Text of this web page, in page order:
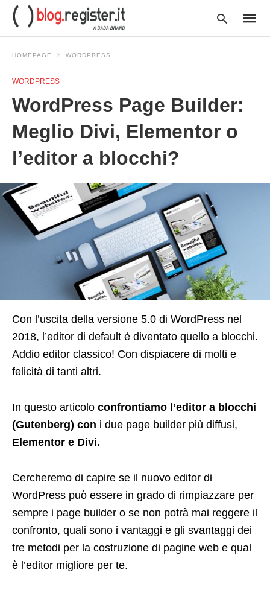
your
search
HOMEPAGE WORDPRESS
WORDPRESS
WordPress Page Builder:
Meglio Divi, Elementor o
l’editor a blocchi?
Con l’uscita della versione 5.0 di WordPress nel
2018, l’editor di default è diventato quello a blocchi.
Addio editor classico! Con dispiacere di molti e
felicità di tanti altri.
In questo articolo confrontiamo l’editor a blocchi
(Gutenberg) con i due page builder più diffusi,
Elementor e Divi.
Cercheremo di capire se il nuovo editor di
WordPress può essere in grado di rimpiazzare per
sempre i page builder o se non potrà mai reggere il
confronto, quali sono i vantaggi e gli svantaggi dei
tre metodi per la costruzione di pagine web e qual
è l’editor migliore per te.